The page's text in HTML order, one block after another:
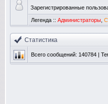
Зарегистрированные
Легенда :: Администраторы
Статистика
Всего сообщений: 140784 |